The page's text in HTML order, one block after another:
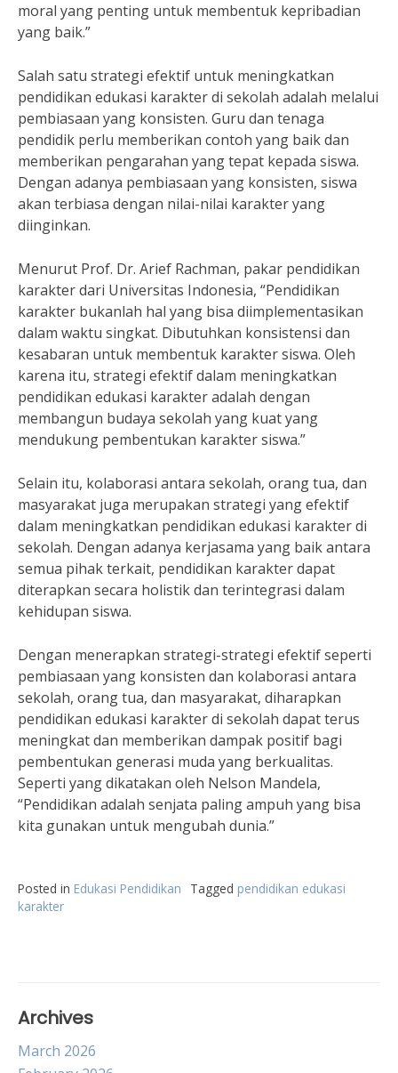
moral yang penting untuk membentuk kepribadian
yang baik.”
Salah satu strategi efektif untuk meningkatkan
pendidikan edukasi karakter di sekolah adalah melalui
pembiasaan yang konsisten. Guru dan tenaga
pendidik perlu memberikan contoh yang baik dan
memberikan pengarahan yang tepat kepada siswa.
Dengan adanya pembiasaan yang konsisten, siswa
akan terbiasa dengan nilai-nilai karakter yang
diinginkan.
Menurut Prof. Dr. Arief Rachman, pakar pendidikan
karakter dari Universitas Indonesia, “Pendidikan
karakter bukanlah hal yang bisa diimplementasikan
dalam waktu singkat. Dibutuhkan konsistensi dan
kesabaran untuk membentuk karakter siswa. Oleh
karena itu, strategi efektif dalam meningkatkan
pendidikan edukasi karakter adalah dengan
membangun budaya sekolah yang kuat yang
mendukung pembentukan karakter siswa.”
Selain itu, kolaborasi antara sekolah, orang tua, dan
masyarakat juga merupakan strategi yang efektif
dalam meningkatkan pendidikan edukasi karakter di
sekolah. Dengan adanya kerjasama yang baik antara
semua pihak terkait, pendidikan karakter dapat
diterapkan secara holistik dan terintegrasi dalam
kehidupan siswa.
Dengan menerapkan strategi-strategi efektif seperti
pembiasaan yang konsisten dan kolaborasi antara
sekolah, orang tua, dan masyarakat, diharapkan
pendidikan edukasi karakter di sekolah dapat terus
meningkat dan memberikan dampak positif bagi
pembentukan generasi muda yang berkualitas.
Seperti yang dikatakan oleh Nelson Mandela,
“Pendidikan adalah senjata paling ampuh yang bisa
kita gunakan untuk mengubah dunia.”
Posted in Edukasi Pendidikan Tagged pendidikan edukasi
karakter
Archives
March 2026